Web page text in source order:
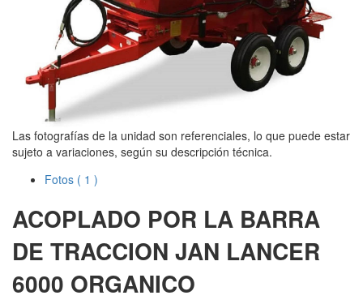
Las fotografías de la unidad son referenciales, lo que puede estar
sujeto a variaciones, según su descripción técnica.
Fotos ( 1 )
ACOPLADO POR LA BARRA
DE TRACCION JAN LANCER
6000 ORGANICO